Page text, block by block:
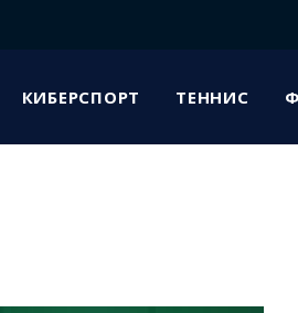
КИБЕРСПОРТ ТЕННИС